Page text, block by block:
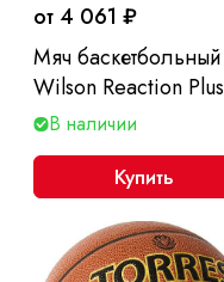
от 4 061 ₽
Мяч баскетбольный
Wilson Reaction Plus
В наличии
Купить